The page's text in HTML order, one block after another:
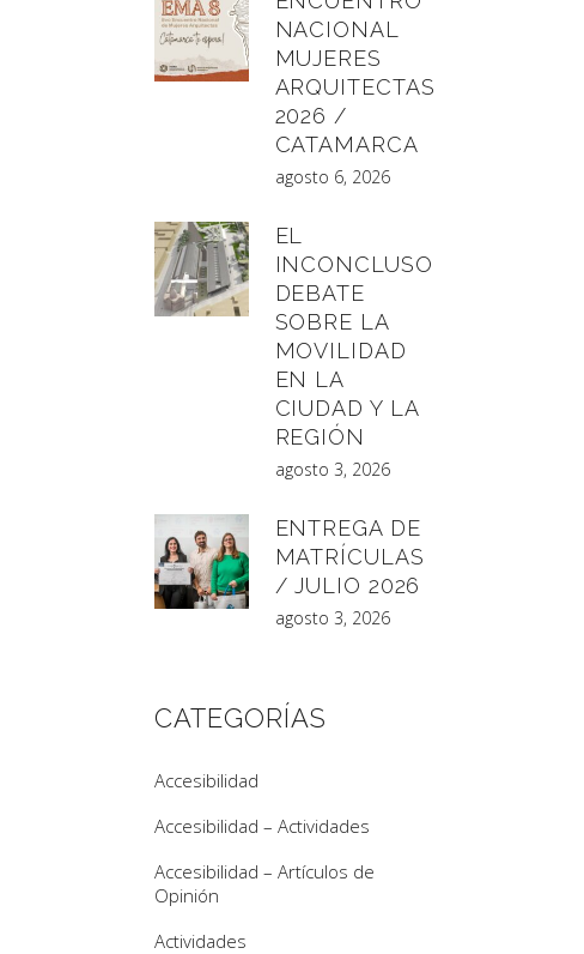
NACIONAL
MUJERES
ARQUITECTAS
2026 /
CATAMARCA
agosto 6, 2026
EL
INCONCLUSO
DEBATE
SOBRE LA
MOVILIDAD
EN LA
CIUDAD Y LA
REGIÓN
agosto 3, 2026
ENTREGA DE
MATRÍCULAS
/ JULIO 2026
agosto 3, 2026
CATEGORÍAS
Accesibilidad
Accesibilidad – Actividades
Accesibilidad – Artículos de
Opinión
Actividades